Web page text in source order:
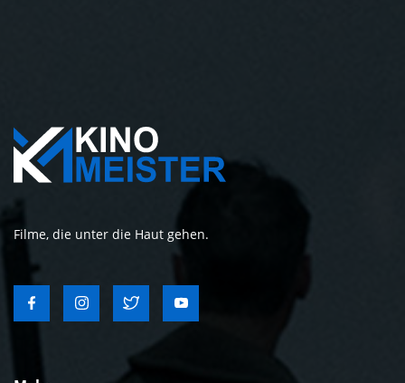
Filme, die unter die Haut gehen.